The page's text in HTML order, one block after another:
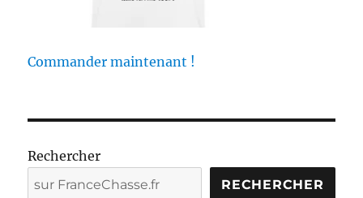
s
Commander maintenant !
Rechercher
RECHERCHER